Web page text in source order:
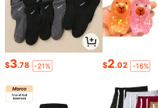
$3.78 -21% $2.02 -16%